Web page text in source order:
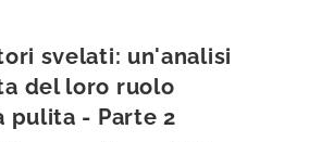
svelati: un'analisi
del loro ruolo
pulita - Parte 2